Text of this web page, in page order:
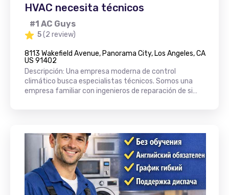
HVAC necesita técnicos
#1 AC Guys
5(2 review)
8113 Wakefield Avenue, Panorama City, Los Angeles, CA
US 91402
Descripción: Una empresa moderna de control
climático busca especialistas técnicos. Somos una
empresa familiar con ingenieros de reparación de si…